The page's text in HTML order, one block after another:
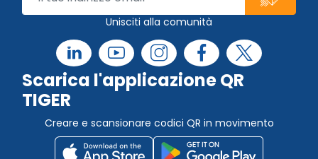
Unisciti alla comunità
Scarica l'applicazione QR
TIGER
Creare e scansionare codici QR in movimento